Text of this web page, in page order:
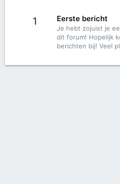
1 Eerste bericht
Je hebt zojuist je
dit forum! Hopelijk
berichten bij! Veel